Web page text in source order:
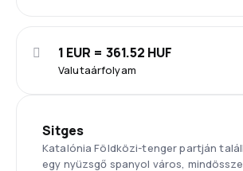
Valutaárfolyam
1 EUR = 361.52 HUF
Sitges
Katalónia Földközi-tenger partján
egy nyüzsgő spanyol város,